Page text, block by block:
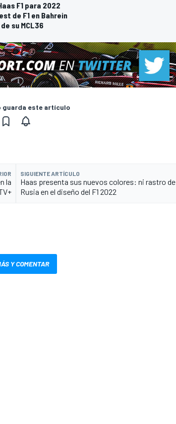
F1 para 2022
de F1 en Bahrein
su MCL36
guarda este artículo
la
SIGUIENTE ARTÍCULO
Haas presenta sus nuevos colores: ni rastro de
Rusia en el diseño del F1 2022
Y COMENTAR